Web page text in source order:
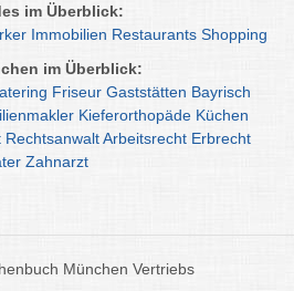
im Überblick:
Immobilien Restaurants Shopping
im Überblick:
Friseur Gaststätten Bayrisch
Kieferorthopäde Küchen
RechtsanwaltArbeitsrecht Erbrecht
Zahnarzt
München Vertriebs